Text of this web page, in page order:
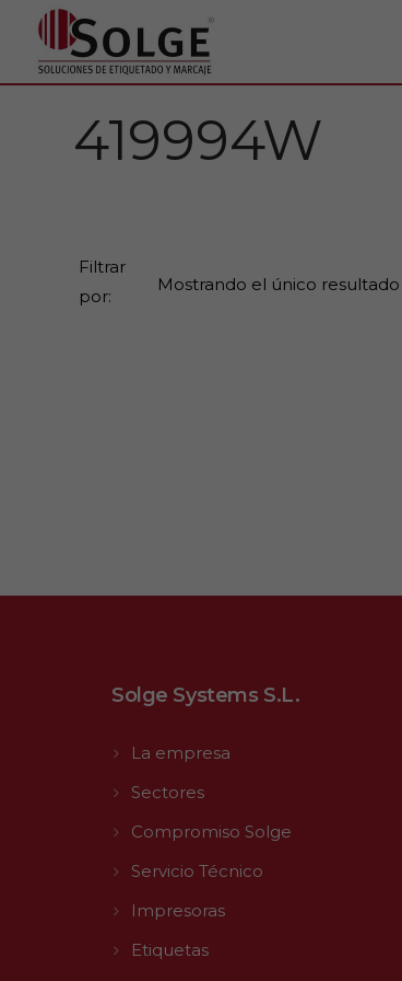
419994W
Filtrar
por:
Mostrando el único resultado
Solge Systems S.L.
La empresa
Sectores
Compromiso Solge
Servicio Técnico
Impresoras
Etiquetas